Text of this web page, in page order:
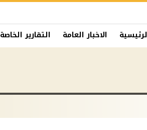
الاخبار العامة التقارير الخاصة